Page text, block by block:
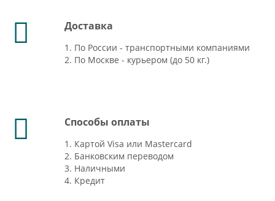
Доставка
1. По России - транспортными компаниями
2. По Москве - курьером (до 50 кг.)
Способы оплаты
1. Картой Visa или Mastercard
2. Банковским переводом
3. Наличными
4. Кредит